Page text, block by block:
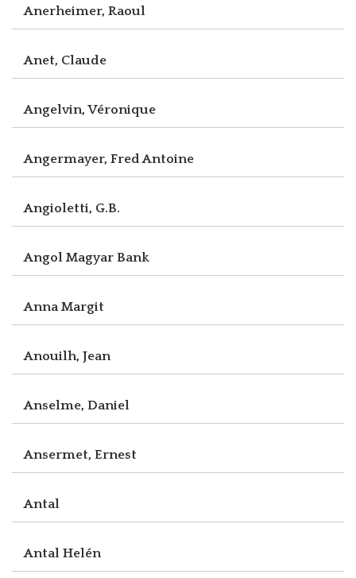
Anerheimer, Raoul
Anet, Claude
Angelvin, Véronique
Angermayer, Fred Antoine
Angioletti, G.B.
Angol Magyar Bank
Anna Margit
Anouilh, Jean
Anselme, Daniel
Ansermet, Ernest
Antal
Antal Helén